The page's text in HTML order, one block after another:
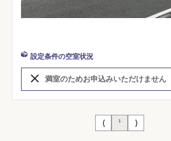
設定条件の空室状況
満室のためお申込みいただけません
⟨ 1 ⟩